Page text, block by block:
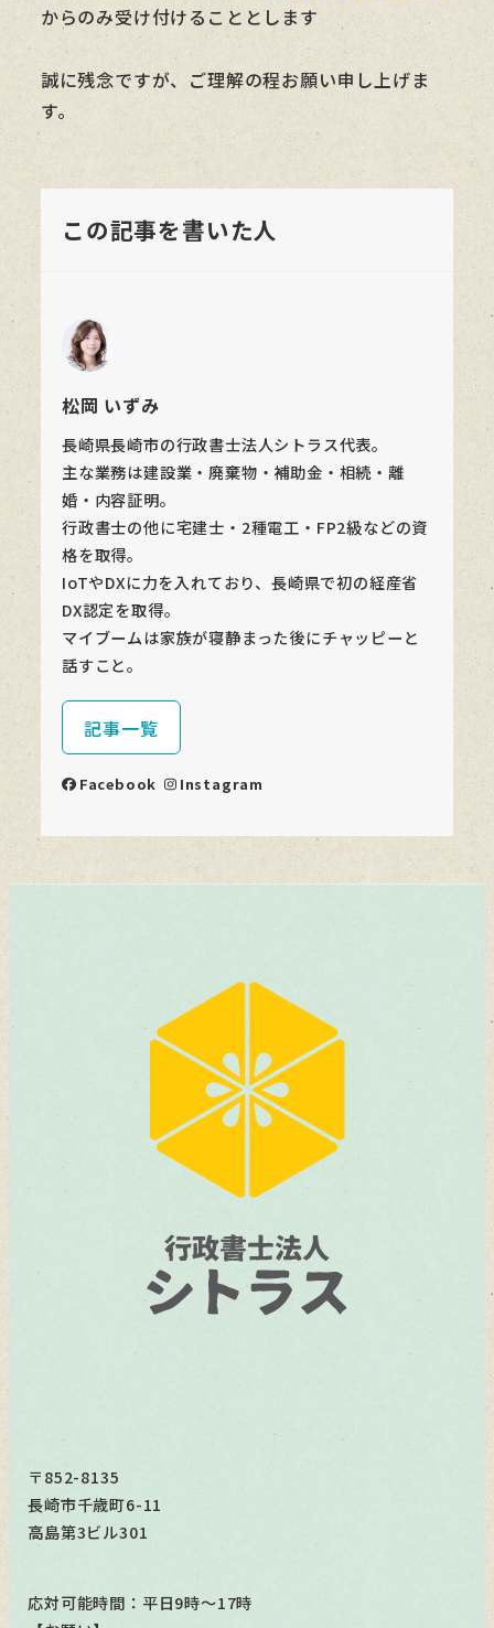
からのみ受け付けることとします
誠に残念ですが、ご理解の程お願い申し上げま
す。
この記事を書いた人
松岡 いずみ
長崎県長崎市の行政書士法人シトラス代表。
主な業務は建設業・廃棄物・補助金・相続・離
婚・内容証明。
行政書士の他に宅建士・2種電工・FP2級などの資
格を取得。
IoTやDXに力を入れており、長崎県で初の経産省
DX認定を取得。
マイブームは家族が寝静まった後にチャッピーと
話すこと。
記事一覧
Facebook Instagram
〒852-8135
長崎市千歳町6-11
高島第3ビル301
応対可能時間：平日9時～17時